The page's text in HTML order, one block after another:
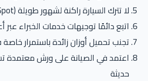
لا تترك السيارة راكنة لشهور طويلة (Flat Spot)
اتبع دائمًا توجيهات خدمات الخبراء عبر
تجنب تحميل أوزان زائدة باستمرار خاصة
اعتمد في الصيانة على ورش معتمدة
حديثة